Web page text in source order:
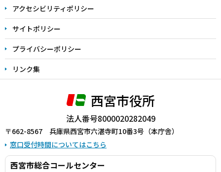
アクセシビリティポリシー
サイトポリシー
プライバシーポリシー
リンク集
西宮市役所
法人番号8000020282049
〒662-8567 兵庫県西宮市六湛寺町10番3号（本庁舎）
窓口受付時間についてはこちら
西宮市総合コールセンター